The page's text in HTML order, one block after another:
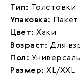
Тип: Толстовки
Упаковка: Пакет
Цвет: Хаки
Возраст: Для
Пол:
Размер: XL/XXL